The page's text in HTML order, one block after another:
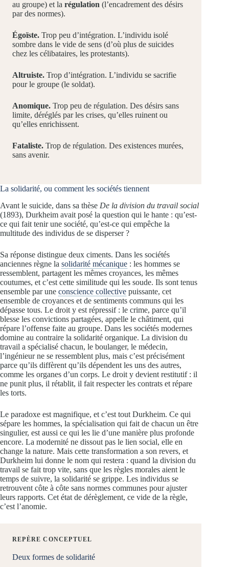
au groupe) et la régulation (l’encadrement des désirs
par des normes).
Égoïste. Trop peu d’intégration. L’individu isolé
sombre dans le vide de sens (d’où plus de suicides
chez les célibataires, les protestants).
Altruiste. Trop d’intégration. L’individu se sacrifie
pour le groupe (le soldat).
Anomique. Trop peu de régulation. Des désirs sans
limite, déréglés par les crises, qu’elles ruinent ou
qu’elles enrichissent.
Fataliste. Trop de régulation. Des existences murées,
sans avenir.
La solidarité, ou comment les sociétés tiennent
Avant le suicide, dans sa thèse De la division du travail social
(1893), Durkheim avait posé la question qui le hante : qu’est-
ce qui fait tenir une société, qu’est-ce qui empêche la
multitude des individus de se disperser ?
Sa réponse distingue deux ciments. Dans les sociétés
anciennes règne la solidarité mécanique : les hommes se
ressemblent, partagent les mêmes croyances, les mêmes
coutumes, et c’est cette similitude qui les soude. Ils sont tenus
ensemble par une conscience collective puissante, cet
ensemble de croyances et de sentiments communs qui les
dépasse tous. Le droit y est répressif : le crime, parce qu’il
blesse les convictions partagées, appelle le châtiment, qui
répare l’offense faite au groupe. Dans les sociétés modernes
domine au contraire la solidarité organique. La division du
travail a spécialisé chacun, le boulanger, le médecin,
l’ingénieur ne se ressemblent plus, mais c’est précisément
parce qu’ils diffèrent qu’ils dépendent les uns des autres,
comme les organes d’un corps. Le droit y devient restitutif : il
ne punit plus, il rétablit, il fait respecter les contrats et répare
les torts.
Le paradoxe est magnifique, et c’est tout Durkheim. Ce qui
sépare les hommes, la spécialisation qui fait de chacun un être
singulier, est aussi ce qui les lie d’une manière plus profonde
encore. La modernité ne dissout pas le lien social, elle en
change la nature. Mais cette transformation a son revers, et
Durkheim lui donne le nom qui restera : quand la division du
travail se fait trop vite, sans que les règles morales aient le
temps de suivre, la solidarité se grippe. Les individus se
retrouvent côte à côte sans normes communes pour ajuster
leurs rapports. Cet état de dérèglement, ce vide de la règle,
c’est l’anomie.
REPÈRE CONCEPTUEL
Deux formes de solidarité